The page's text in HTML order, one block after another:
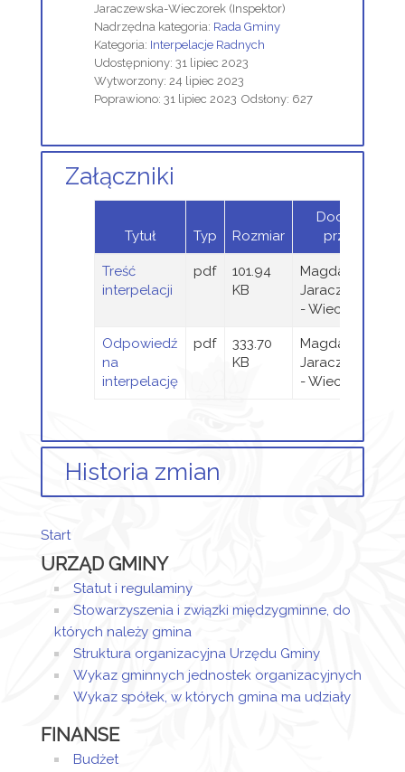
Jaraczewska-Wieczorek (Inspektor)
Nadrzędna kategoria: Rada Gminy
Kategoria: Interpelacje Radnych
Udostępniony: 31 lipiec 2023
Wytworzony: 24 lipiec 2023
Poprawiono: 31 lipiec 2023 Odsłony: 627
Załączniki
Tytuł Typ Rozmiar
Dodany
przez
Treść
interpelacji
pdf
101.94
KB
Magdalena
Jaraczewska
- Wieczorek
Odpowiedź
na
interpelację
pdf
333.70
KB
Magdalena
Jaraczewska
- Wieczorek
Historia zmian
utworzony.
Dodane
załączniki
Treść
interpelacji
Odpowiedź
interpelację
14:07
- Wieczorek
Start
URZĄD GMINY
Statut i regulaminy
Stowarzyszenia i związki międzygminne, do
których należy gmina
Struktura organizacyjna Urzędu Gminy
Wykaz gminnych jednostek organizacyjnych
Wykaz spółek, w których gmina ma udziały
FINANSE
Budżet